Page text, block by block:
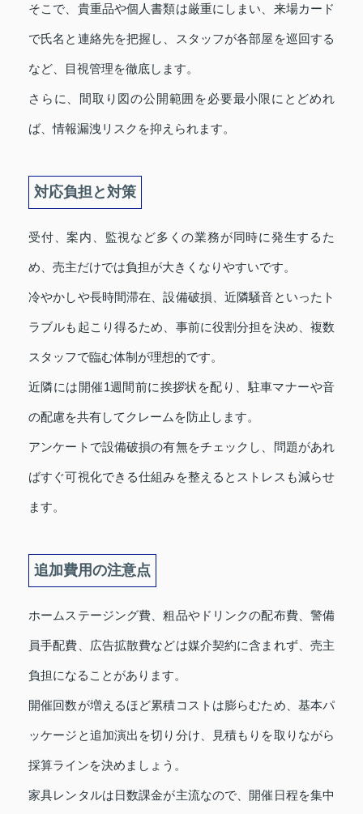
そこで、貴重品や個人書類は厳重にしまい、来場カード
で氏名と連絡先を把握し、スタッフが各部屋を巡回する
など、目視管理を徹底します。
さらに、間取り図の公開範囲を必要最小限にとどめれ
ば、情報漏洩リスクを抑えられます。
対応負担と対策
受付、案内、監視など多くの業務が同時に発生するた
め、売主だけでは負担が大きくなりやすいです。
冷やかしや長時間滞在、設備破損、近隣騒音といったト
ラブルも起こり得るため、事前に役割分担を決め、複数
スタッフで臨む体制が理想的です。
近隣には開催1週間前に挨拶状を配り、駐車マナーや音
の配慮を共有してクレームを防止します。
アンケートで設備破損の有無をチェックし、問題があれ
ばすぐ可視化できる仕組みを整えるとストレスも減らせ
ます。
追加費用の注意点
ホームステージング費、粗品やドリンクの配布費、警備
員手配費、広告拡散費などは媒介契約に含まれず、売主
負担になることがあります。
開催回数が増えるほど累積コストは膨らむため、基本パ
ッケージと追加演出を切り分け、見積もりを取りながら
採算ラインを決めましょう。
家具レンタルは日数課金が主流なので、開催日程を集中